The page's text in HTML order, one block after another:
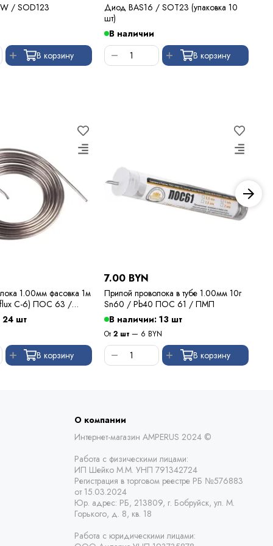
/ SOD123
В корзину
Диод BAS16 / SOT23 (упаковка 10
шт)
В наличии
В корзину
1.00мм фасовка 1м
C-6) ПОС 63 /
24 шт
В корзину
7.00 BYN
Припой проволока в тубе 1.00мм 10г
Sn60 / Pb40 ПОС 61 / ПМП
В наличии: 13 шт
От2 шт — 6 BYN
В корзину
О компании
Интернет-магазин AMPERUS 2024 ©
Работа с физическими лицами:
ИП Шейко М.М. УНП 791342724
Регистрация в торговом реестре РБ №576883
от 15.03.2024
Юр. адрес: РБ, 213809, г. Бобруйск, ул. М.
Горького, д. 8, кв. 18
Работа с юридическими лицами: